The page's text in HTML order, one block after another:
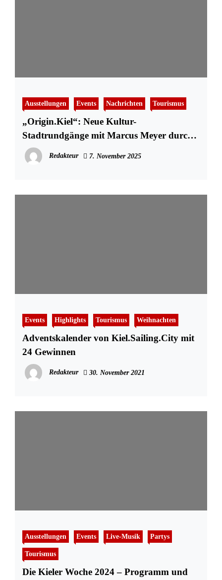
Ausstellungen Events Nachrichten Tourismus
„Origin.Kiel“: Neue Kultur-
Stadtrundgänge mit Marcus Meyer durch
stadtweite Ausstellung
Redakteur 7. November 2025
Events Highlights Tourismus Weihnachten
Adventskalender von Kiel.Sailing.City mit
24 Gewinnen
Redakteur 30. November 2021
Ausstellungen Events Live-Musik Partys
Tourismus
Die Kieler Woche 2024 – Programm und